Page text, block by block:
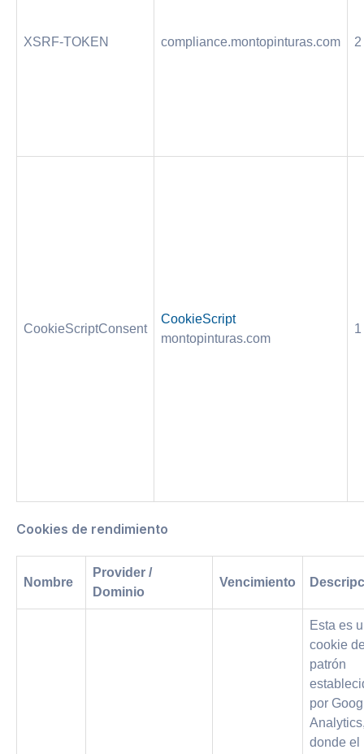
XSRF-TOKEN compliance.montopinturas.com
CookieScriptConsent
CookieScript
montopinturas.com
Cookies de rendimiento
Nombre
Provider /
Dominio
Vencimiento
Esta es
cookie
patrón
por
donde el